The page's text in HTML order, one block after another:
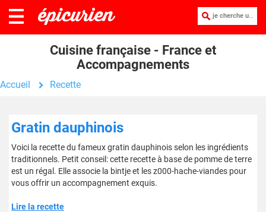
je cherche une recette :
Cuisine française - France et
Accompagnements
Accueil Recette
Gratin dauphinois
Voici la recette du fameux gratin dauphinois selon les ingrédients
traditionnels. Petit conseil: cette recette à base de pomme de terre
est un régal. Elle associe la bintje et les z000-hache-viandes pour
vous offrir un accompagnement exquis.
Lire la recette